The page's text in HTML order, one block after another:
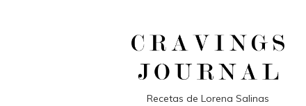
Recetas de Lorena Salinas